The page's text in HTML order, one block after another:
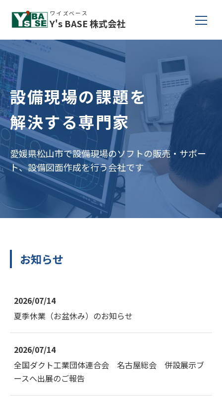
Y's BASE
ワイズベース
株式会社
設備現場の課題を
解決する専門家
愛媛県松山市で設備現場のソフトの販売・サポー
ト、設備図面作成を行う会社です
お知らせ
2026/07/14
夏季休業（お盆休み）のお知らせ
2026/07/14
全国ダクト工業団体連合会 名古屋総会 併設展示ブ
ースへ出展のご報告